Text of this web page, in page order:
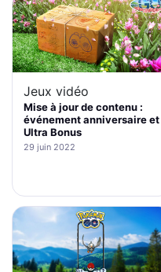
Jeux vidéo
Mise à jour de contenu :
événement anniversaire et
Ultra Bonus
29 juin 2022